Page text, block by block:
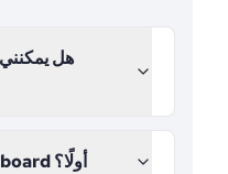
هل
هل من الأفضل عمل storyboard أولًا؟